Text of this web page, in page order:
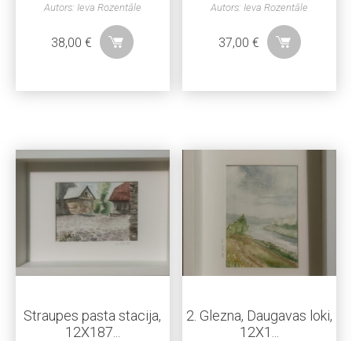
Autors: Ieva Rozentāle
38,00€
Autors: Ieva Rozentāle
37,00 €
Straupes pasta stacija,
12X187...
2. Glezna, Daugavas loki,
12X1...